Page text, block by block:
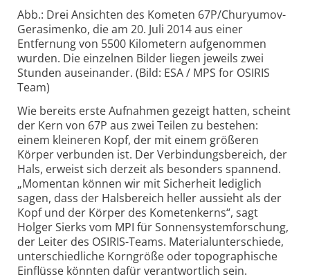
Abb.: Drei Ansichten des Kometen 67P/Churyumov-
Gerasimenko, die am 20. Juli 2014 aus einer
Entfernung von 5500 Kilometern aufgenommen
wurden. Die einzelnen Bilder liegen jeweils zwei
Stunden auseinander. (Bild: ESA / MPS for OSIRIS
Team)
Wie bereits erste Aufnahmen gezeigt hatten, scheint
der Kern von 67P aus zwei Teilen zu bestehen:
einem kleineren Kopf, der mit einem größeren
Körper verbunden ist. Der Verbindungsbereich, der
Hals, erweist sich derzeit als besonders spannend.
„Momentan können wir mit Sicherheit lediglich
sagen, dass der Halsbereich heller aussieht als der
Kopf und der Körper des Kometenkerns“, sagt
Holger Sierks vom MPI für Sonnensystemforschung,
der Leiter des OSIRIS-Teams. Materialunterschiede,
unterschiedliche Korngröße oder topographische
Einflüsse könnten dafür verantwortlich sein.